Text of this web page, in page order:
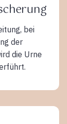
bei
der
die Urne